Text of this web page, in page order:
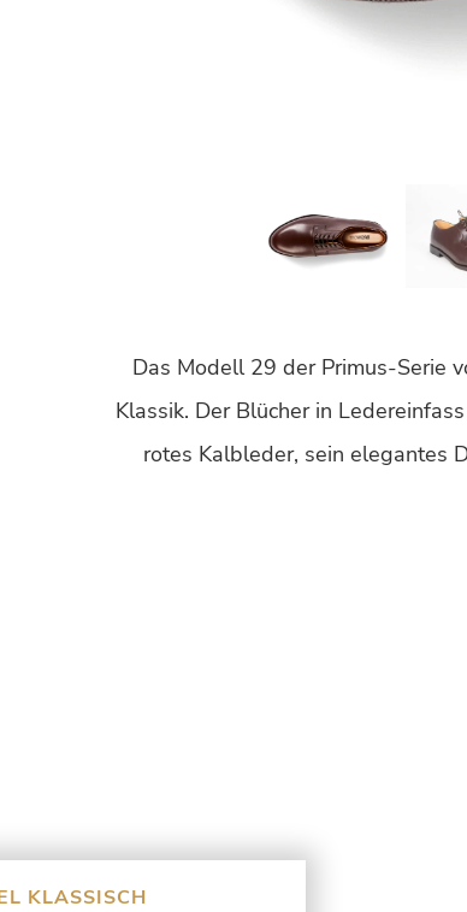
Das Modell 29 der Primus-Serie
Klassik. Der Blücher in
rotes Kalbleder, sein elegantes
KLASSISCH